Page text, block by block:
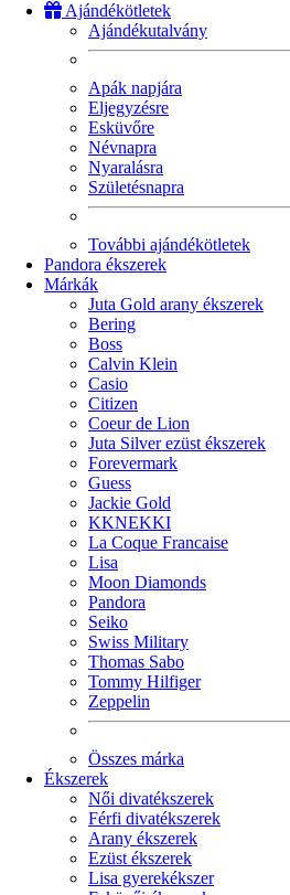
Ajándékötletek
Ajándékutalvány
Apák napjára
Eljegyzésre
Esküvőre
Névnapra
Nyaralásra
Születésnapra
További ajándékötletek
Pandora ékszerek
Márkák
Juta Gold arany ékszerek
Bering
Boss
Calvin Klein
Casio
Citizen
Coeur de Lion
Juta Silver ezüst ékszerek
Forevermark
Guess
Jackie Gold
KKNEKKI
La Coque Francaise
Lisa
Moon Diamonds
Pandora
Seiko
Swiss Military
Thomas Sabo
Tommy Hilfiger
Zeppelin
Összes márka
Ékszerek
Női divatékszerek
Férfi divatékszerek
Arany ékszerek
Ezüst ékszerek
Lisa gyerekékszer